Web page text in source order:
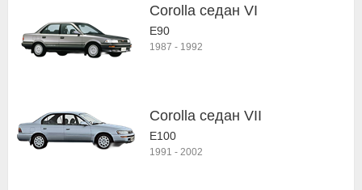
Corolla седан VI
E90
1987 - 1992
Corolla седан VII
E100
1991 - 2002